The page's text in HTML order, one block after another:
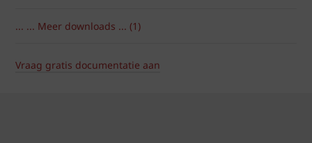
... ... Meer downloads ... (1)
Vraag gratis documentatie aan